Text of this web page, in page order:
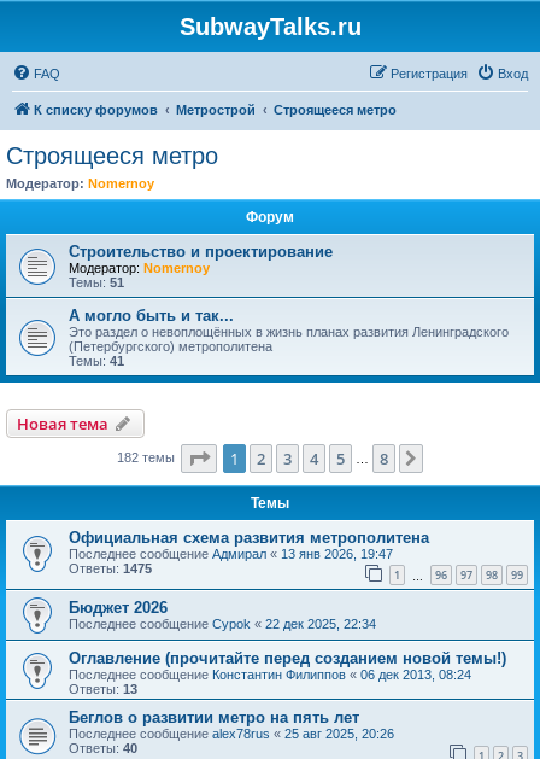
SubwayTalks.ru
FAQ Вход
Регистрация
К списку форумов Метрострой Строящееся метро
Строящееся метро
Модератор: Nomernoy
Форум
Строительство и проектирование
Модератор: Nomernoy
Темы: 51
А могло быть и так...
Это раздел о невоплощённых в жизнь планах развития Ленинградского
(Петербургского) метрополитена
Темы: 41
Новая тема
182 темы Страница из
1 2 3 4 5 8
Темы
Официальная схема развития метрополитена
Последнее сообщение Адмирал « 13 янв 2026, 19:47
Ответы: 1475 1 96 97 98 99
Бюджет 2026
Последнее сообщение Cypok « 22 дек 2025, 22:34
Оглавление (прочитайте перед созданием новой темы!)
Последнее сообщение Константин Филиппов « 06 дек 2013, 08:24
Ответы: 13
Беглов о развитии метро на пять лет
Последнее сообщение alex78rus « 25 авг 2025, 20:26
Ответы: 40 1 2 3